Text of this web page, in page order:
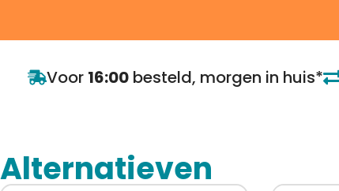
Voor 16:00 besteld, morgen in huis*
Alternatieven